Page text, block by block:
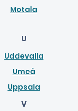
Motala
U
Uddevalla
Umeå
Uppsala
V